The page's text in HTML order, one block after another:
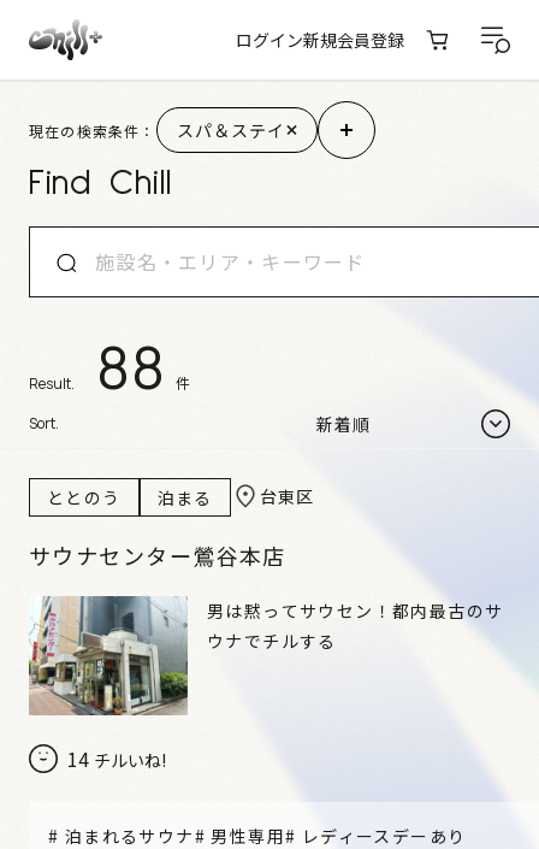
ログイン新規会員登録
Result. 88 件
Sort.
ととのう 泊まる 台東区
サウナセンター鶯谷本店
14 チルいね!
男は黙ってサウセン！都内最古のサ
ウナでチルする
# 泊まれるサウナ#男性専用# レディースデーあり
Find Chill
現在の検索条件： スパ＆ステイ